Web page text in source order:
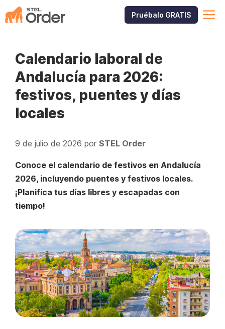
Saltar
al
Pruébalo GRATIS
Calendario laboral de
Andalucía para 2026:
festivos, puentes y días
locales
9 de julio de 2026 por STEL Order
Conoce el calendario de festivos en Andalucía
2026, incluyendo puentes y festivos locales.
¡Planifica tus días libres y escapadas con
tiempo!